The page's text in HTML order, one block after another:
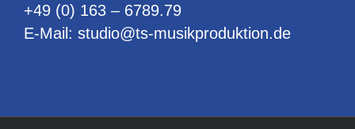
+49 (0) 163 – 6789.79
E-Mail: studio@ts-musikproduktion.de